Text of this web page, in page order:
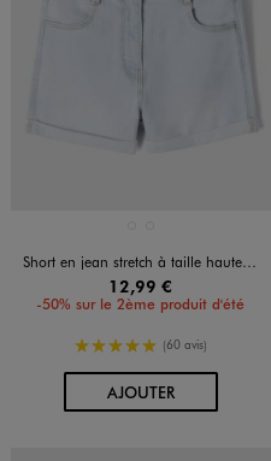
Short en jean stretch à taille haute et revers fille
12,99 €
-50% sur le 2ème produit d'été
5/5 de moyenne
(60 avis)
AJOUTERAU PANIER